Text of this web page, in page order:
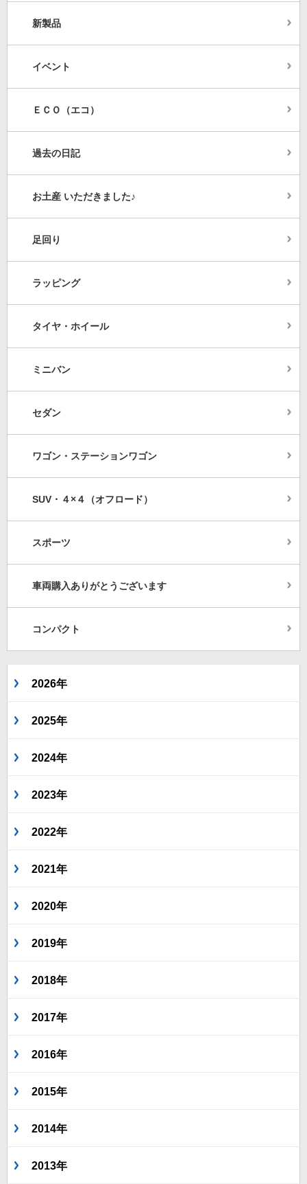
新製品
イベント
ＥＣＯ（エコ）
過去の日記
お土産 いただきました♪
足回り
ラッピング
タイヤ・ホイール
ミニバン
セダン
ワゴン・ステーションワゴン
SUV・４×４（オフロード）
スポーツ
車両購入ありがとうございます
コンパクト
2026年
2025年
2024年
2023年
2022年
2021年
2020年
2019年
2018年
2017年
2016年
2015年
2014年
2013年